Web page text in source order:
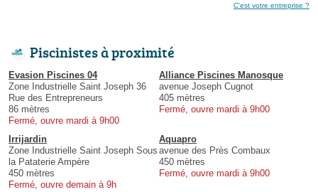
C'est votre entreprise ?
Piscinistes à proximité
Evasion Piscines 04
Zone Industrielle Saint Joseph 36
Rue des Entrepreneurs
86 mètres
Fermé, ouvre mardi à 9h00
Alliance Piscines Manosque
avenue Joseph Cugnot
405 mètres
Fermé, ouvre mardi à 9h00
Irrijardin
Zone Industrielle Saint Joseph Sous
la Pataterie Ampère
450 mètres
Fermé, ouvre demain à 9h
Aquapro
avenue des Près Combaux
450 mètres
Fermé, ouvre mardi à 9h00